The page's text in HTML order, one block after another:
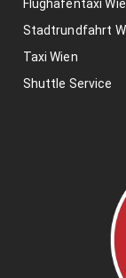
Flughafentaxi
Stadtrundfahrt
Taxi Wien
Shuttle Service